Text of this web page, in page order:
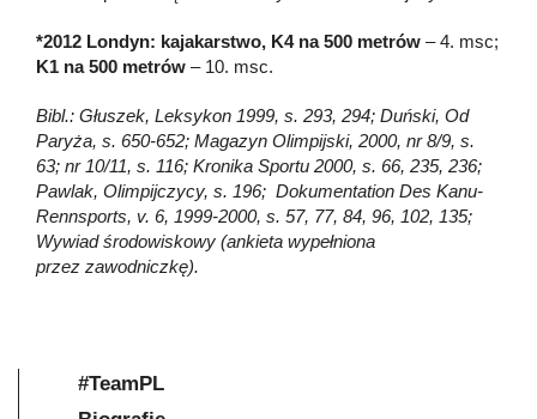
*2012 Londyn: kajakarstwo, K4 na 500 metrów – 4. msc;
K1 na 500 metrów – 10. msc.
Bibl.: Głuszek, Leksykon 1999, s. 293, 294; Duński, Od
Paryża, s. 650-652; Magazyn Olimpijski, 2000, nr 8/9, s.
63; nr 10/11, s. 116; Kronika Sportu 2000, s. 66, 235, 236;
Pawlak, Olimpijczycy, s. 196; Dokumentation Des Kanu-
Rennsports, v. 6, 1999-2000, s. 57, 77, 84, 96, 102, 135;
Wywiad środowiskowy (ankieta wypełniona
przez zawodniczkę).
#TeamPL